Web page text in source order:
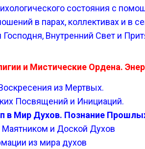
состояния с
в парах, коллективах и в
Внутренний Свет и
и Мистические Ордена.
из Мертвых.
Посвящений и Инициаций.
в Мир Духов. Познание
Маятником и Доской Духов
из мира духов